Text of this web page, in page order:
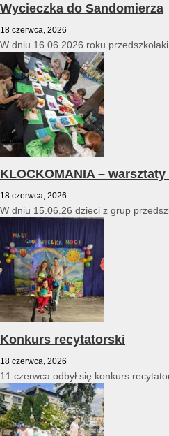
Wycieczka do Sandomierza
18 czerwca, 2026
W dniu 16.06.2026 roku przedszkolaki
KLOCKOMANIA –
18 czerwca, 2026
W dniu 15.06.26 dzieci z grup
Konkurs recytatorski
18 czerwca, 2026
11 czerwca odbył się konkurs